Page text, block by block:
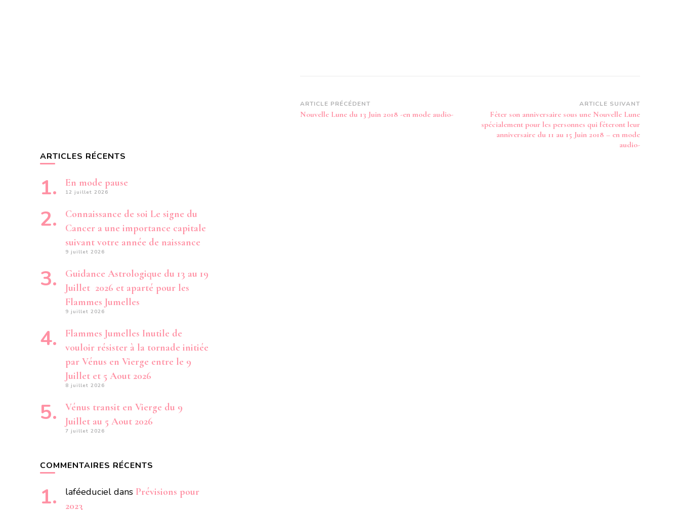
Navigation
d’article
ARTICLE PRÉCÉDENT
Nouvelle Lune du 13 Juin 2018 -en mode audio-
ARTICLE SUIVANT
Fêter son anniversaire sous une Nouvelle Lune
spécialement pour les personnes qui fêteront leur
anniversaire du 11 au 15 Juin 2018 – en mode
audio-
ARTICLES RÉCENTS
En mode pause
12 juillet 2026
Connaissance de soi Le signe du
Cancer a une importance capitale
suivant votre année de naissance
9 juillet 2026
Guidance Astrologique du 13 au 19
Juillet 2026 et aparté pour les
Flammes Jumelles
9 juillet 2026
Flammes Jumelles Inutile de
vouloir résister à la tornade initiée
par Vénus en Vierge entre le 9
Juillet et 5 Aout 2026
8 juillet 2026
Vénus transit en Vierge du 9
Juillet au 5 Aout 2026
7 juillet 2026
COMMENTAIRES RÉCENTS
laféeduciel dans Prévisions pour
2023